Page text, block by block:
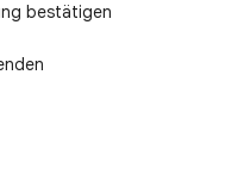
bestätigen